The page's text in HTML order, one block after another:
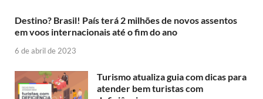
Destino? Brasil! País terá 2 milhões de novos assentos
em voos internacionais até o fim do ano
6 de abril de 2023
Turismo atualiza guia com dicas para
atender bem turistas com